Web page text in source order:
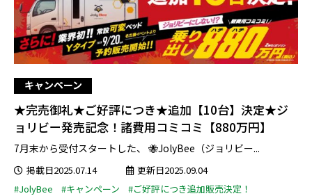
キャンペーン
★完売御礼★ご好評につき★追加【10台】決定★ジ
ョリビー発売記念！諸費用コミコミ【880万円】
7月末から受付スタートした、 🐝JolyBee（ジョリビー...
掲載日2025.07.14
更新日2025.09.04
#JolyBee
#キャンペーン
#ご好評につき追加販売決定！